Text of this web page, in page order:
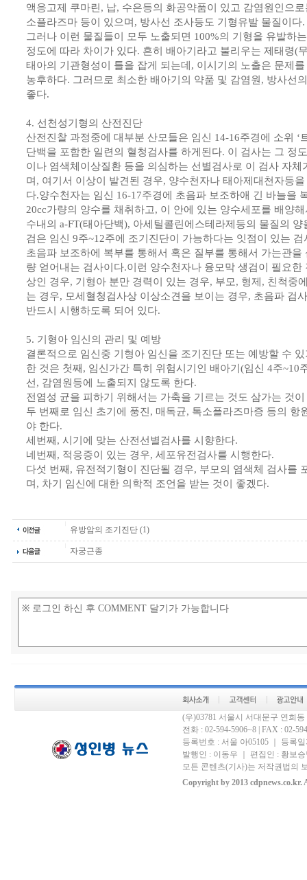
액응고제 쿠마린, 납, 수은등의 화공약품이 있고 감염원인으
소플라즈마 등이 있으며, 방사선 조사등도 기형유발 물질이다.
그러나 이런 물질들이 모두 노출되면 100%의 기형을 유발하
정도에 따라 차이가 있다. 흔히 배아기라고 불리우는 제태령(
태아의 기관형성이 틀을 잡게 되는데, 이시기의 노출은 문제
농후하다. 그러므로 최소한 배아기의 약품 및 감염원, 방사선
좋다.
4. 선천성기형의 산전진단
산전진찰 과정중에 대부분 산모들은 임신 14-16주경에 소위 ‘
단백을 포함한 일련의 혈청검사를 하게된다. 이 검사는 그 정
이나 염색체이상질환 등을 의심하는 선별검사로 이 검사 자체
며, 여기서 이상이 발견된 경우, 양수천자나 태아제대천자등
다.양수천자는 임신 16-17주경에 초음파 보조하애 긴 바늘을
20cc가량의 양수를 채취하고, 이 안에 있는 양수세포를 배양
수내의 a-FT(태아단백), 아세틸콜린에스테라제등의 물질의
검은 임신 9주~12주에 조기진단이 가능하다는 잇점이 있는
초음파 보조하에 복부를 통해서 혹은 질부를 통해서 가는관을
량 얻어내는 검사이다.이런 양수천자나 융모막 생검이 필요한
상인 경우, 기형아 분만 경력이 있는 경우, 부모, 형제, 친척중
는 경우, 모세혈청검사상 이상소견을 보이는 경우, 초음파 검
반드시 시행하도록 되어 있다.
5. 기형아 임신의 관리 및 예방
결론적으로 임신중 기형아 임신을 조기진단 또는 예방할 수
한 것은 첫째, 임신가간 특히 위험시기인 배아기(임신 4주~10
선, 감염원등에 노출되지 않도록 한다.
전염성 균을 피하기 위해서는 가축을 기르는 것도 삼가는 것
두 번째로 임신 초기에 풍진, 매독균, 톡소플라즈마증 등의 항
야 한다.
세번째, 시기에 맞는 산전선별검사를 시향한다.
네번째, 적응증이 있는 경우, 세포유전검사를 시행한다.
다섯 번째, 유전적기형이 진단될 경우, 부모의 염색체 검사를
며, 차기 임신에 대한 의학적 조언을 받는 것이 좋겠다.
유방암의 조기진단 (1)
자궁근종
(우)03781 서울시 서대문구 연희
전화 : 02-594-5906~8 | FAX : 02-
등록번호 : 서울 아05105 ｜ 등록
발행인 : 이동우 ｜ 편집인 : 황보
모든 콘텐츠(기사)는 저작권법의
Copyright by 2013 cdpnews.co.kr.